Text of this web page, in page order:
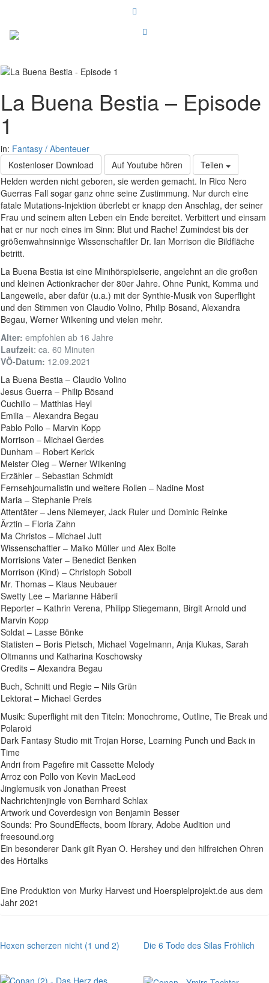
La Buena Bestia – Episode
1
in: Fantasy / Abenteuer
Kostenloser Download
Auf Youtube hören
Teilen
Helden werden nicht geboren, sie werden gemacht. In Rico Nero
Guerras Fall sogar ganz ohne seine Zustimmung. Nur durch eine
fatale Mutations-Injektion überlebt er knapp den Anschlag, der seiner
Frau und seinem alten Leben ein Ende bereitet. Verbittert und einsam
hat er nur noch eines im Sinn: Blut und Rache! Zumindest bis der
größenwahnsinnige Wissenschaftler Dr. Ian Morrison die Bildfläche
betritt.
La Buena Bestia ist eine Minihörspielserie, angelehnt an die großen
und kleinen Actionkracher der 80er Jahre. Ohne Punkt, Komma und
Langeweile, aber dafür (u.a.) mit der Synthie-Musik von Superflight
und den Stimmen von Claudio Volino, Philip Bösand, Alexandra
Begau, Werner Wilkening und vielen mehr.
Alter: empfohlen ab 16 Jahre
Laufzeit: ca. 60 Minuten
VÖ-Datum: 12.09.2021
La Buena Bestia – Claudio Volino
Jesus Guerra – Philip Bösand
Cuchillo – Matthias Heyl
Emilia – Alexandra Begau
Pablo Pollo – Marvin Kopp
Morrison – Michael Gerdes
Dunham – Robert Kerick
Meister Oleg – Werner Wilkening
Erzähler – Sebastian Schmidt
Fernsehjournalistin und weitere Rollen – Nadine Most
Maria – Stephanie Preis
Attentäter – Jens Niemeyer, Jack Ruler und Dominic Reinke
Ärztin – Floria Zahn
Ma Christos – Michael Jutt
Wissenschaftler – Maiko Müller und Alex Bolte
Morrisions Vater – Benedict Benken
Morrison (Kind) – Christoph Soboll
Mr. Thomas – Klaus Neubauer
Swetty Lee – Marianne Häberli
Reporter – Kathrin Verena, Philipp Stiegemann, Birgit Arnold und
Marvin Kopp
Soldat – Lasse Bönke
Statisten – Boris Pietsch, Michael Vogelmann, Anja Klukas, Sarah
Oltmanns und Katharina Koschowsky
Credits – Alexandra Begau
Buch, Schnitt und Regie – Nils Grün
Lektorat – Michael Gerdes
Musik: Superflight mit den Titeln: Monochrome, Outline, Tie Break und
Polaroid
Dark Fantasy Studio mit Trojan Horse, Learning Punch und Back in
Time
Andri from Pagefire mit Cassette Melody
Arroz con Pollo von Kevin MacLeod
Jinglemusik von Jonathan Preest
Nachrichtenjingle von Bernhard Schlax
Artwork und Coverdesign von Benjamin Besser
Sounds: Pro SoundEffects, boom library, Adobe Audition und
freesound.org
Ein besonderer Dank gilt Ryan O. Hershey und den hilfreichen Ohren
des Hörtalks
Eine Produktion von Murky Harvest und Hoerspielprojekt.de aus dem
Jahr 2021
Hexen scherzen nicht (1 und 2) Die 6 Tode des Silas Fröhlich